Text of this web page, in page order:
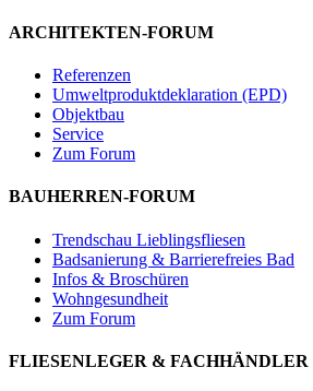
ARCHITEKTEN-FORUM
Referenzen
Umweltproduktdeklaration (EPD)
Objektbau
Service
Zum Forum
BAUHERREN-FORUM
Trendschau Lieblingsfliesen
Badsanierung & Barrierefreies Bad
Infos & Broschüren
Wohngesundheit
Zum Forum
FLIESENLEGER & FACHHÄNDLER